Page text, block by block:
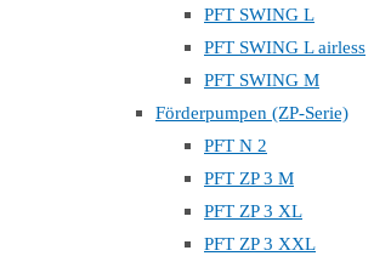
PFT SWING L
PFT SWING L airless
PFT SWING M
Förderpumpen (ZP-Serie)
PFT N 2
PFT ZP 3 M
PFT ZP 3 XL
PFT ZP 3 XXL